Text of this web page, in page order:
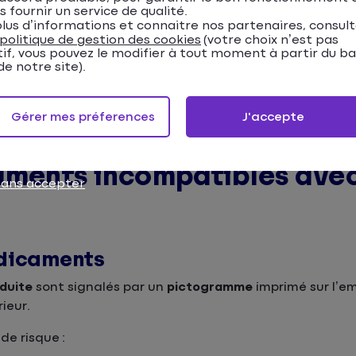
pour la manipulation de machines… Évitez d’utiliser
incompatibles
sont signalés par un pictogramme imprimé sur
risque :
fournir un service de qualité.
d’informations et connaitre nos partenaires,
politique de gestion des cookies (votre choix n’est pas
vous pouvez le modifier à tout moment à partir du
notre site).
accepter
Gérer mes préferences J'accepte